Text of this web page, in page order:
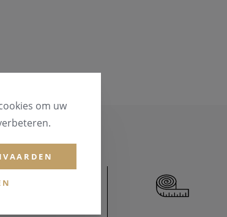
Handopwinding is ook mogelijk. Wanneer
om uw